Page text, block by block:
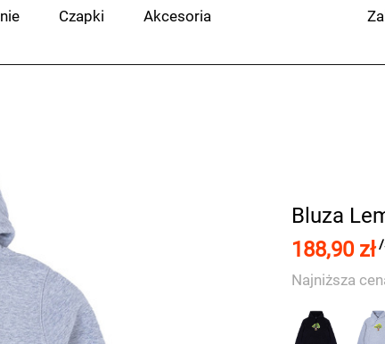
Czapki
Akcesoria
Bluza
188,90 zł
Najniższa